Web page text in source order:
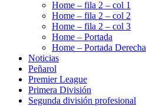
Home – fila 2 – col 1
Home – fila 2 – col 2
Home – fila 2 – col 3
Home – Portada
Home – Portada Derecha
Noticias
Peñarol
Premier League
Primera División
Segunda división profesional